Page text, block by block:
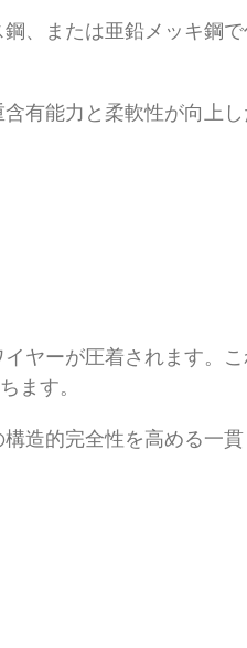
、または亜鉛メッキ鋼
有能力と柔軟性が向上
ヤーが圧着されます。
ます。
造的完全性を高める一